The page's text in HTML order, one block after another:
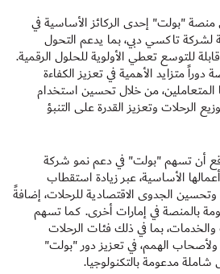
"بولت" إحدى الركائز الأساسية في
لشركة تاكسي دبي، بما يدعم التحول
للتوسع تعطي الأولوية للحلول الرقمية.
متزايد الأهمية في تعزيز الكفاءة
من خلال تحسين استخدام
الرحلات وتعزيز القدرة على التنبؤ
أن تسهم "بولت" في دعم نمو شركة
الأساسية، عبر زيادة استقطاب
الجدوى الاقتصادية للرحلات، إضافةً
بالمنصة في إمارات أخرى. كما تسهم
بما في ذلك فئات الرحلات
الهمم، في تعزيز دور "بولت"
مدعومة بالتكنولوجيا.